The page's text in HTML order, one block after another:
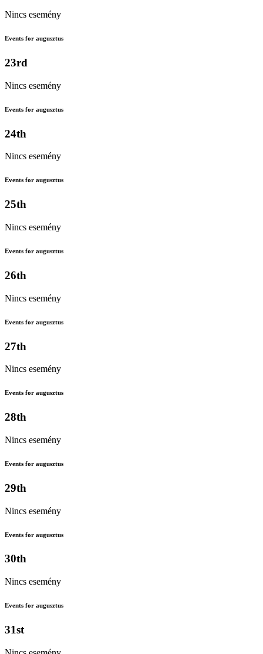
Nincs esemény
Events for augusztus
23rd
Nincs esemény
Events for augusztus
24th
Nincs esemény
Events for augusztus
25th
Nincs esemény
Events for augusztus
26th
Nincs esemény
Events for augusztus
27th
Nincs esemény
Events for augusztus
28th
Nincs esemény
Events for augusztus
29th
Nincs esemény
Events for augusztus
30th
Nincs esemény
Events for augusztus
31st